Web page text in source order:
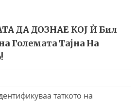
ДА ДОЗНАЕ КОЈ Ѝ Бил
Големата Тајна На
таткото на